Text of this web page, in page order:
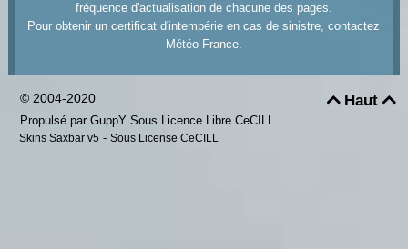
fréquence d'actualisation de chacune des pages.
Pour obtenir un certificat d'intempérie en cas de sinistre, contactez
Météo France.
Haut
© 2004-2020
Propulsé par GuppY Sous Licence Libre CeCILL
Skins Saxbar v5 - Sous License CeCILL